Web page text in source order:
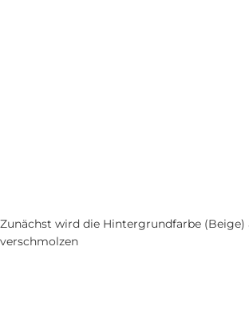
Zunächst wird die Hintergrundfarbe
verschmolzen